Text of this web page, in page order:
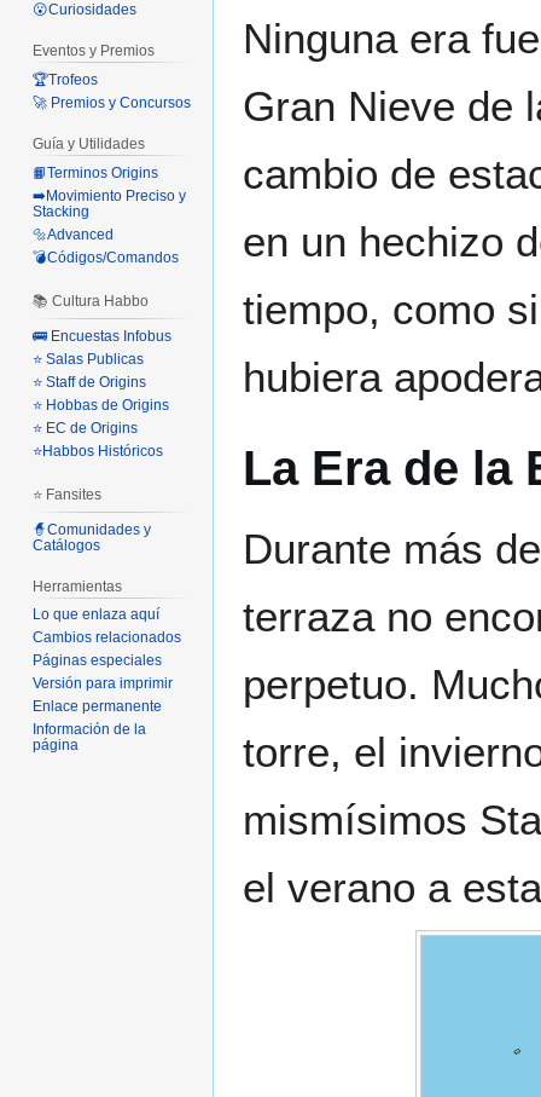
Ninguna era
Gran Nieve de
cambio de
en un hechizo
tiempo, como
hubiera
La Era de la
Durante más
terraza no
perpetuo.
torre, el
mismísimos
el verano a
😮Curiosidades
Eventos y Premios
🏆Trofeos
🚀 Premios y Concursos
Guía y Utilidades
📙Terminos Origins
➡️Movimiento Preciso y
Stacking
🔩Advanced
💣Códigos/Comandos
📚 Cultura Habbo
🚌 Encuestas Infobus
⭐ Salas Publicas
⭐ Staff de Origins
⭐ Hobbas de Origins
⭐ EC de Origins
⭐Habbos Históricos
⭐ Fansites
🧙Comunidades y
Catálogos
Herramientas
Lo que enlaza aquí
Cambios relacionados
Páginas especiales
Versión para imprimir
Enlace permanente
Información de la
página